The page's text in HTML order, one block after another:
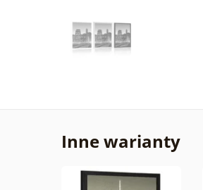
Inne warianty